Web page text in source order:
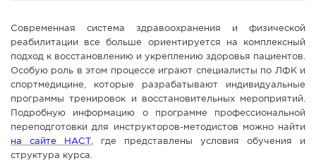
СПРАВКА
КАМЕРЫ
КОНКУРСЫ
СТАТЬИ
ПРЕДЛОЖИТЬ НОВОСТЬ
Современная система здравоохранения и физической
реабилитации все больше ориентируется на комплексный
подход к восстановлению и укреплению здоровья пациентов.
Особую роль в этом процессе играют специалисты по ЛФК и
спортмедицине, которые разрабатывают индивидуальные
программы тренировок и восстановительных мероприятий.
Подробную информацию о программе профессиональной
переподготовки для инструкторов-методистов можно найти
на сайте НАСТ , где представлены условия обучения и
структура курса.